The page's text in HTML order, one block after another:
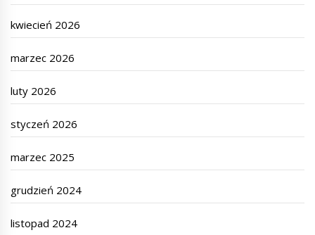
kwiecień 2026
marzec 2026
luty 2026
styczeń 2026
marzec 2025
grudzień 2024
listopad 2024